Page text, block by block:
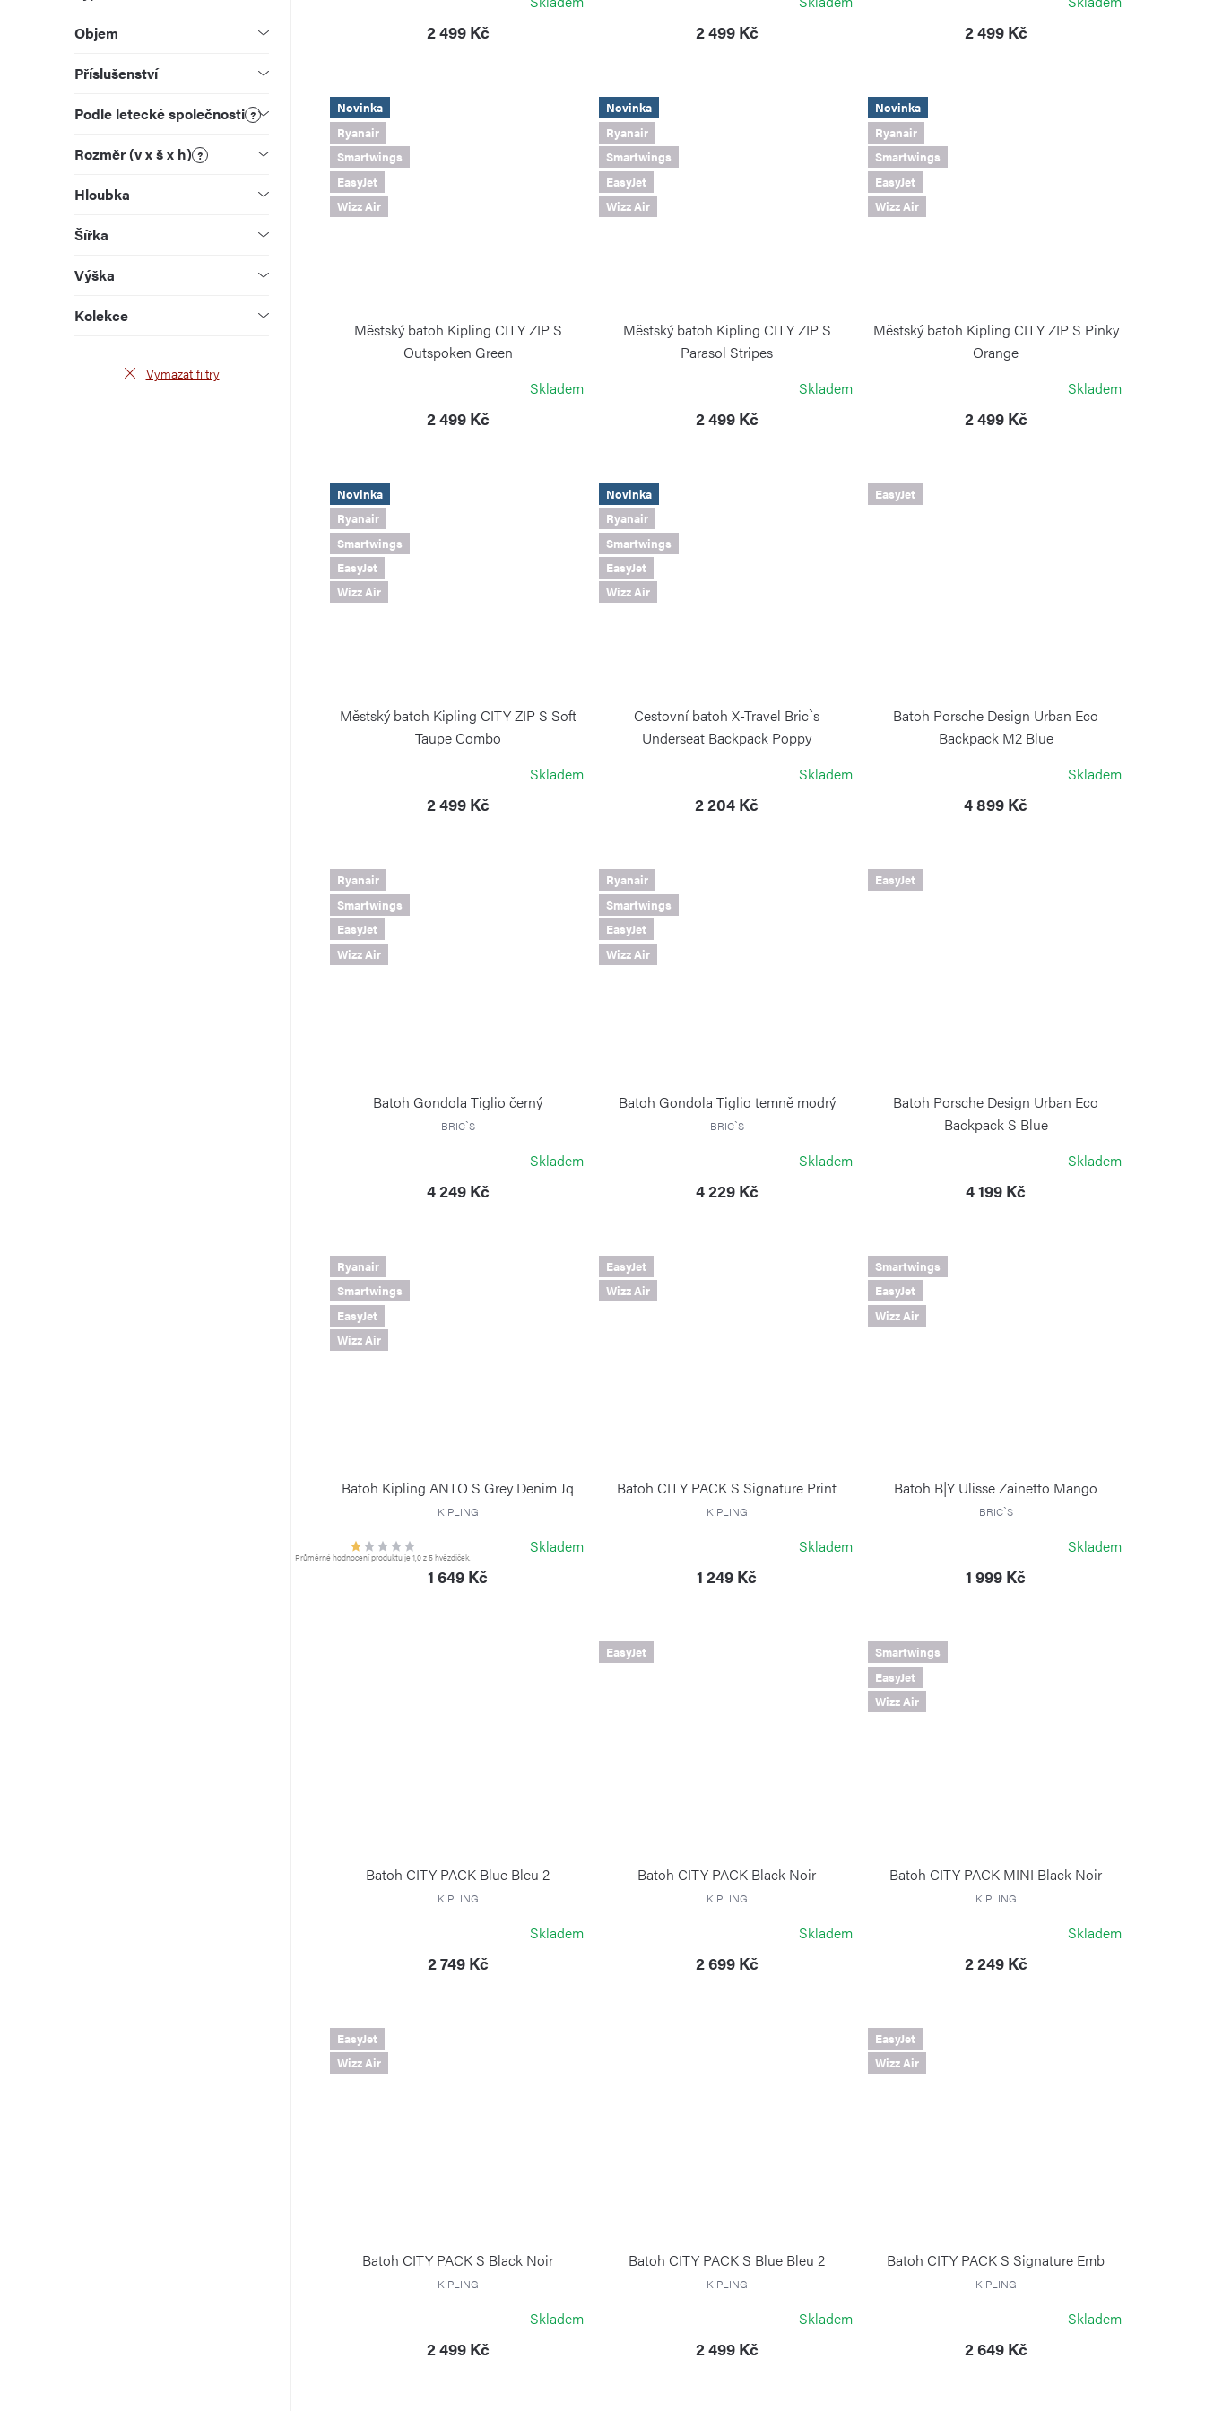
Objem
Příslušenství
Podle letecké společnosti ?
Rozměr (v x š x h) ?
Hloubka
Šířka
Výška
Kolekce
Vymazat filtry
ů
k
t
ů
2 499 Kč 2 499 Kč 2 499 Kč
Novinka
Ryanair
Smartwings
EasyJet
Wizz Air
Městský batoh Kipling CITY ZIP S
Outspoken Green
Skladem
2 499 Kč
Novinka
Ryanair
Smartwings
EasyJet
Wizz Air
Městský batoh Kipling CITY ZIP S
Parasol Stripes
Skladem
2 499 Kč
Novinka
Ryanair
Smartwings
EasyJet
Wizz Air
Městský batoh Kipling CITY ZIP S Pinky
Orange
Skladem
2 499 Kč
Novinka
Ryanair
Smartwings
EasyJet
Wizz Air
Městský batoh Kipling CITY ZIP S Soft
Taupe Combo
Skladem
2 499 Kč
Novinka
Ryanair
Smartwings
EasyJet
Wizz Air
Cestovní batoh X-Travel Bric`s
Underseat Backpack Poppy
Skladem
2 204 Kč
EasyJet
Batoh Porsche Design Urban Eco
Backpack M2 Blue
Skladem
4 899 Kč
Ryanair
Smartwings
EasyJet
Wizz Air
Batoh Gondola Tiglio černý
BRIC`S
Skladem
4 249 Kč
Ryanair
Smartwings
EasyJet
Wizz Air
Batoh Gondola Tiglio temně modrý
BRIC`S
Skladem
4 229 Kč
EasyJet
Batoh Porsche Design Urban Eco
Backpack S Blue
Skladem
4 199 Kč
Ryanair
Smartwings
EasyJet
Wizz Air
Batoh Kipling ANTO S Grey Denim Jq
KIPLING
Průměrné hodnocení produktu je 1,0 z 5 hvězdiček.
Skladem
1 649 Kč
EasyJet
Wizz Air
Batoh CITY PACK S Signature Print
KIPLING
Skladem
1 249 Kč
Smartwings
EasyJet
Wizz Air
Batoh B|Y Ulisse Zainetto Mango
BRIC`S
Skladem
1 999 Kč
Batoh CITY PACK Blue Bleu 2
KIPLING
Skladem
2 749 Kč
EasyJet
Batoh CITY PACK Black Noir
KIPLING
Skladem
2 699 Kč
Smartwings
EasyJet
Wizz Air
Batoh CITY PACK MINI Black Noir
KIPLING
Skladem
2 249 Kč
EasyJet
Wizz Air
Batoh CITY PACK S Black Noir
KIPLING
Skladem
2 499 Kč
Batoh CITY PACK S Blue Bleu 2
KIPLING
Skladem
2 499 Kč
EasyJet
Wizz Air
Batoh CITY PACK S Signature Emb
KIPLING
Skladem
2 649 Kč